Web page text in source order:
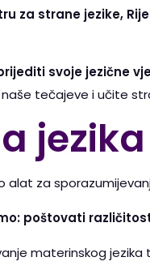
za strane jezike,
svoje jezične
tečajeve i učite
alat za
poštovati
materinskog jezika